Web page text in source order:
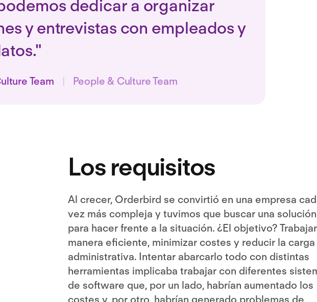
dedicar a organizar
y entrevistas con empleados y
Team | People & Culture Team
Los requisitos
Al crecer, Orderbird se convirtió en una empresa
vez más compleja y tuvimos que buscar una solución
para hacer frente a la situación. ¿El objetivo?
manera eficiente, minimizar costes y reducir la carga
administrativa. Intentar abarcarlo todo con distintas
herramientas implicaba trabajar con diferentes
de software que, por un lado, habrían aumentado los